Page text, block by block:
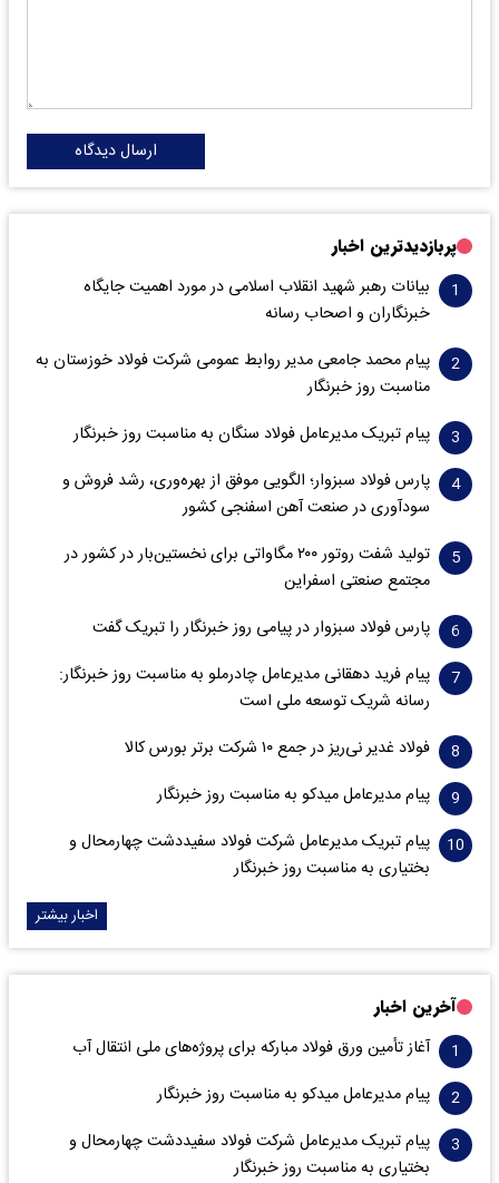
ارسال دیدگاه
پربازدیدترین اخبار
بیانات رهبر شهید انقلاب اسلامی در مورد اهمیت جایگاه
خبرنگاران و اصحاب رسانه
پیام محمد جامعی مدیر روابط عمومی شرکت فولاد خوزستان به
مناسبت روز خبرنگار
پیام تبریک مدیرعامل فولاد سنگان به مناسبت روز خبرنگار
پارس فولاد سبزوار؛ الگویی موفق از بهره‌وری، رشد فروش و
سود‌آوری در صنعت آهن اسفنجی کشور
تولید شفت روتور ۲۰۰ مگاواتی برای نخستین‌بار در کشور در
مجتمع صنعتی اسفراین
پارس فولاد سبزوار در پیامی روز خبرنگار را تبریک گفت
پیام فرید دهقانی مدیرعامل چادرملو به مناسبت روز خبرنگار:
رسانه شریک توسعه ملی است
فولاد غدیر نی‌ریز در جمع ۱۰ شرکت برتر بورس کالا
پیام مدیرعامل میدکو به مناسبت روز خبرنگار
پیام تبریک مدیرعامل شرکت فولاد سفیددشت چهارمحال و
بختیاری به مناسبت روز خبرنگار
اخبار بیشتر
آخرین اخبار
آغاز تأمین ورق فولاد مبارکه برای پروژه‌های ملی انتقال آب
پیام مدیرعامل میدکو به مناسبت روز خبرنگار
پیام تبریک مدیرعامل شرکت فولاد سفیددشت چهارمحال و
بختیاری به مناسبت روز خبرنگار